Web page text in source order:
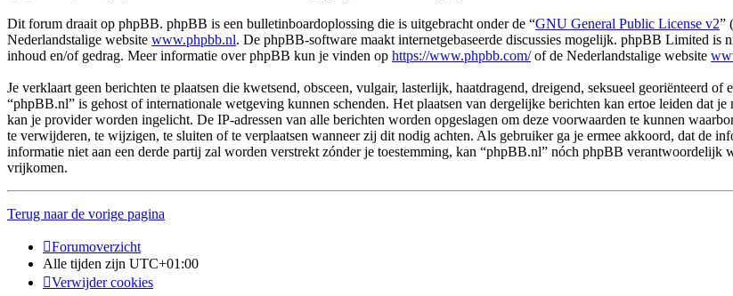
Dit forum draait op phpBB. phpBB is een bulletinboardoplossing die is uitgebracht onder de “GNU General Public License v2”
Nederlandstalige website www.phpbb.nl. De phpBB-software maakt internetgebaseerde discussies mogelijk. phpBB Limited
inhoud en/of gedrag. Meer informatie over phpBB kun je vinden op https://www.phpbb.com/of de Nederlandstalige website
Je verklaart geen berichten te plaatsen die kwetsend, obsceen, vulgair, lasterlijk, haatdragend, dreigend, seksueel georiënteerd
“phpBB.nl” is gehost of internationale wetgeving kunnen schenden. Het plaatsen van dergelijke berichten kan ertoe leiden dat
kan je provider worden ingelicht. De IP-adressen van alle berichten worden opgeslagen om deze voorwaarden te kunnen
te verwijderen, te wijzigen, te sluiten of te verplaatsen wanneer zij dit nodig achten. Als gebruiker ga je ermee akkoord, dat de
informatie niet aan een derde partij zal worden verstrekt zónder je toestemming, kan “phpBB.nl” nóch phpBB verantwoordelijk
vrijkomen.
Terug naar de vorige pagina
Forumoverzicht
Alle tijden zijn UTC+01:00
Verwijder cookies